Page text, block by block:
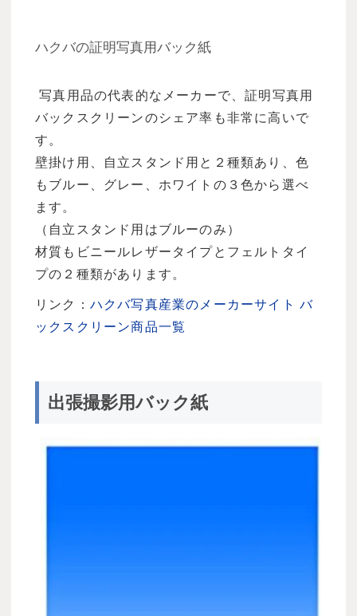
ハクバの証明写真用バック紙
写真用品の代表的なメーカーで、証明写真用
バックスクリーンのシェア率も非常に高いで
す。
壁掛け用、自立スタンド用と２種類あり、色
もブルー、グレー、ホワイトの３色から選べ
ます。
（自立スタンド用はブルーのみ）
材質もビニールレザータイプとフェルトタイ
プの２種類があります。
リンク： ハクバ写真産業のメーカーサイト バ
ックスクリーン商品一覧
出張撮影用バック紙